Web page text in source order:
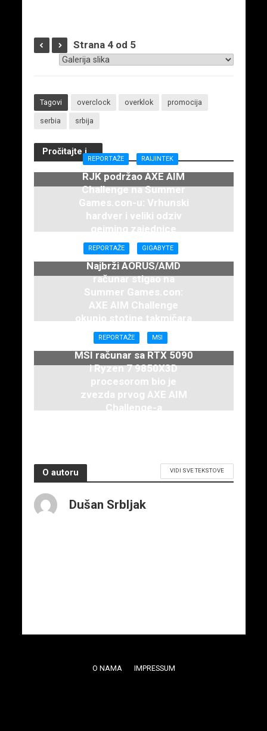
Strana 4 od 5
Tagovi overclock overklok promocija
serbia srbija
Pročitajte i...
REPORTAŽE RAIJINTEK
RJK podržao AXE AIM
Challenge na Summer
Games.con-u: Vrhunski
hardver i veliki odziv
gejming zajednice
7. juna 2026.
REPORTAŽE GIGABYTE
Najbrži AORUS/AMD
računar stigao na
Summer Games.con:
AXE AIM Challenge
okupio stotine takmičara
7. juna 2026.
REPORTAŽE MSI
MSI računar sa RTX 5090
i Ryzen 7 9850X3D
procesorom bio je
zvezda prvog AXE AIM
Challenge-a
O autoru VIDI SVE TEKSTOVE
Dušan Srbljak
O NAMA IMPRESSUM